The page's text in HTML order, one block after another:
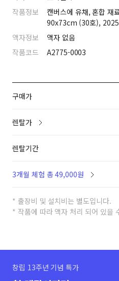
작품정보
캔버스에 유채, 혼합 재
90x73cm (30호), 2025
액자정보
액자 없음
작품코드
A2775-0003
구매가
렌탈가
렌탈기간
3개월 체험 총 49,000원
* 출장비 및 설치비는 별도입니다.
* 작품에 따라 액자 처리 되어 있을
창립 13주년 기념 특가